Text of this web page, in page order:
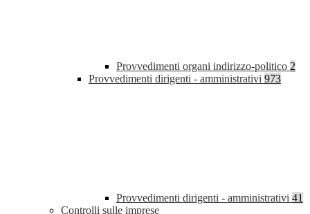
Provvedimenti organi indirizzo-politico 2
Provvedimenti dirigenti - amministrativi 973
Provvedimenti dirigenti - amministrativi 41
Controlli sulle imprese